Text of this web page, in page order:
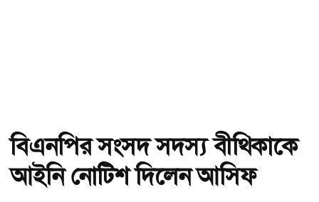
বিএনপির সংসদ সদস্য বীথিকাকে
আইনি নোটিশ দিলেন আসিফ